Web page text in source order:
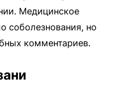
Медицинское
соболезнования, но
комментариев.